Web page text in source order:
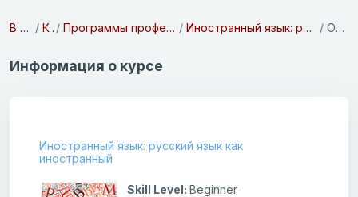
В начало Курсы Программы профессиональной подготовки Иностранный язык: русский язык как иностранный Описание
Информация о курсе
Иностранный язык: русский язык как
иностранный
Skill Level: Beginner